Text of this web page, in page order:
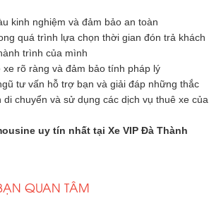
kinh nghiệm và đảm bảo an toàn
quá trình lựa chọn thời gian đón trả khách
trình của mình
rõ ràng và đảm bảo tính pháp lý
tư vấn hỗ trợ bạn và giải đáp những thắc
chuyển và sử dụng các dịch vụ thuê xe của
uy tín nhất tại Xe VIP Đà Thành
QUAN TÂM